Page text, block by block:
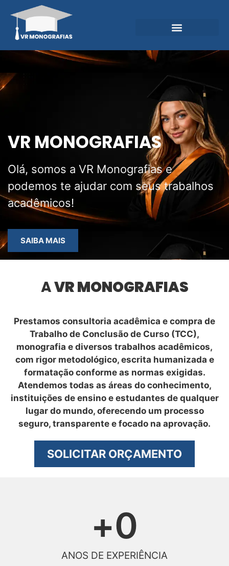
VR MONOGRAFIAS
Olá, somos a VR Monografias e
podemos te ajudar com seus trabalhos
acadêmicos!
SAIBA MAIS
AVR MONOGRAFIAS
Prestamos consultoria acadêmica e compra de
Trabalho de Conclusão de Curso (TCC),
monografia e diversos trabalhos acadêmicos,
com rigor metodológico, escrita humanizada e
formatação conforme as normas exigidas.
Atendemos todas as áreas do conhecimento,
instituições de ensino e estudantes de qualquer
lugar do mundo, oferecendo um processo
seguro, transparente e focado na aprovação.
SOLICITAR ORÇAMENTO
ANOS DE EXPERIÊNCIA
+0